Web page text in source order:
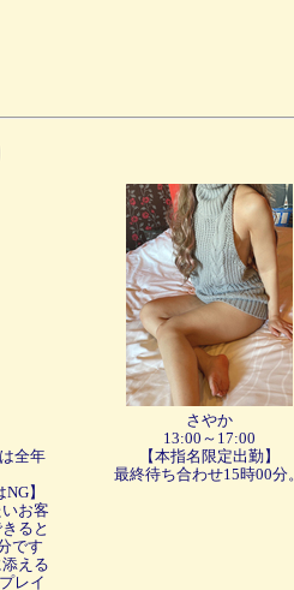
全年
】
お客
ると
です
える
レイ
さやか
13:00～17:00
【本指名限定出勤】
最終待ち合わせ15時00分